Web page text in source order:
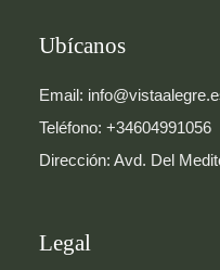
Ubícanos
Email:
Teléfono: +34604991056
Dirección: Avd. Del
Legal